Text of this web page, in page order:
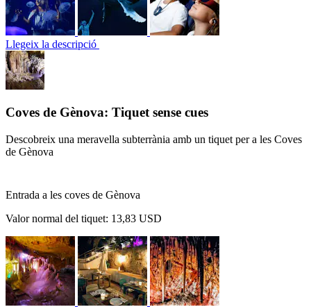
Llegeix la descripció
Coves de Gènova: Tiquet sense cues
Descobreix una meravella subterrània amb un tiquet per a les Coves
de Gènova
Entrada a les coves de Gènova
Valor normal del tiquet: 13,83 USD